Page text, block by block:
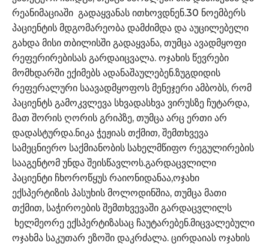
რეანიმაციაში გადაყვანას ითხოვდნენ.30 ნოემბერს
პაციენტის მდგომარეობა დამძიმდა და აუცილებელი
გახდა მისი თბილისში გადაყვანა, თუმცა ავადმყოფი
რეფერირებისას გარდაიცვალა. ოჯახის წევრები
მომხდარში ექიმებს ადანაშაულებენ.ზუგდიდის
რეფერალური საავადმყოფოს მენეჯერი ამბობს, რომ
პაციენტს გამოკვლევა სხვადასხვა ვირუსზე ჩუტარდა,
მათ შორის ღორის გრიპზე, თუმცა არც ერთი არ
დადასტურდა.ნიკა ჭეჟიას თქმით, შემთხვევა
სამეცნიერო საქმიანობის სახელმწიფო რეგულირების
სააგენტომ უნდა შეისწავლოს.გარდაცვლილი
პაციენტი ჩხოროწყუს რაიონიდანაა,ოჯახი
ექსპერტიზის პასუხის მოლოდინშია, თუმცა მათი
თქმით, საჭიროების შემთხვევაში გარდაცვლილს
ხელმეორე ექსპერტიზასაც ჩაუტარებენ.მიცვალებული
ოჯახმა საკუთარ ეზოში დაკრძალა. ცირდაიას ოჯახის